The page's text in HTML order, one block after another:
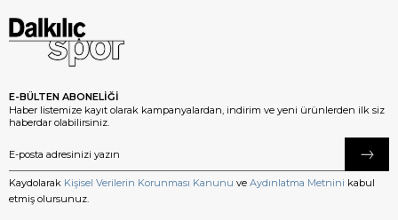
E-BÜLTEN ABONELİĞİ
Haber listemize kayıt olarak kampanyalardan, indirim ve yeni ürünlerden ilk siz
haberdar olabilirsiniz.
Kaydolarak Kişisel Verilerin Korunması Kanunu ve Aydınlatma Metnini kabul
etmiş olursunuz.